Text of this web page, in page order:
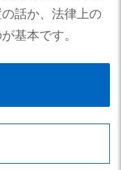
話か、法律上の
基本です。